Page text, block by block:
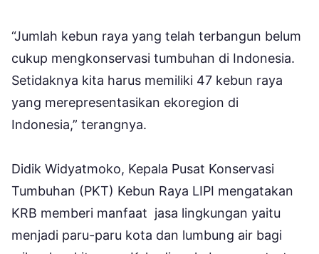
“Jumlah kebun raya yang telah terbangun belum
cukup mengkonservasi tumbuhan di Indonesia.
Setidaknya kita harus memiliki 47 kebun raya
yang merepresentasikan ekoregion di
Indonesia,” terangnya.
Didik Widyatmoko, Kepala Pusat Konservasi
Tumbuhan (PKT) Kebun Raya LIPI mengatakan
KRB memberi manfaat jasa lingkungan yaitu
menjadi paru-paru kota dan lumbung air bagi